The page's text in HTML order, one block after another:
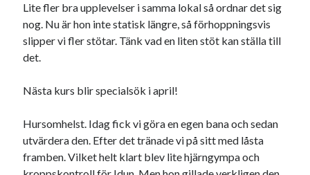
Sök
Senaste inläggen
KODEN ÄR KNÄCKT
PALLE; dagens hoppning!
Lite fler bra upplevelser i samma lokal så ordnar det sig
nog. Nu är hon inte statisk längre, så förhoppningsvis
slipper vi fler stötar. Tänk vad en liten stöt kan ställa till
det.
Nästa kurs blir specialsök i april!
Hursomhelst. Idag fick vi göra en egen bana och sedan
utvärdera den. Efter det tränade vi på sitt med låsta
framben. Vilket helt klart blev lite hjärngympa och